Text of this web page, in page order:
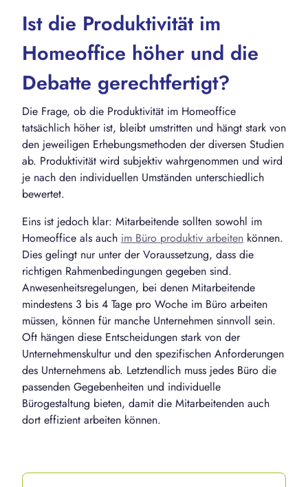
Ist die Produktivität im
Homeoffice höher und die
Debatte gerechtfertigt?
Die Frage, ob die Produktivität im Homeoffice
tatsächlich höher ist, bleibt umstritten und hängt stark von
den jeweiligen Erhebungsmethoden der diversen Studien
ab. Produktivität wird subjektiv wahrgenommen und wird
je nach den individuellen Umständen unterschiedlich
bewertet.
Eins ist jedoch klar: Mitarbeitende sollten sowohl im
Homeoffice als auch im Büro produktiv arbeiten können.
Dies gelingt nur unter der Voraussetzung, dass die
richtigen Rahmenbedingungen gegeben sind.
Anwesenheitsregelungen, bei denen Mitarbeitende
mindestens 3 bis 4 Tage pro Woche im Büro arbeiten
müssen, können für manche Unternehmen sinnvoll sein.
Oft hängen diese Entscheidungen stark von der
Unternehmenskultur und den spezifischen Anforderungen
des Unternehmens ab. Letztendlich muss jedes Büro die
passenden Gegebenheiten und individuelle
Bürogestaltung bieten, damit die Mitarbeitenden auch
dort effizient arbeiten können.